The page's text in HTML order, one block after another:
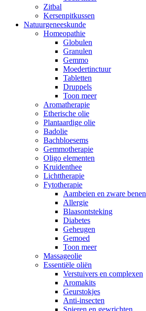
Zitbal
Kersenpitkussen
Natuurgeneeskunde
Homeopathie
Globulen
Granulen
Gemmo
Moedertinctuur
Tabletten
Druppels
Toon meer
Aromatherapie
Etherische olie
Plantaardige olie
Badolie
Bachbloesems
Gemmotherapie
Oligo elementen
Kruidenthee
Lichttherapie
Fytotherapie
Aambeien en zware benen
Allergie
Blaasontsteking
Diabetes
Geheugen
Gemoed
Toon meer
Massageolie
Essentiële oliën
Verstuivers en complexen
Aromakits
Geurstokjes
Anti-insecten
Spieren en gewrichten